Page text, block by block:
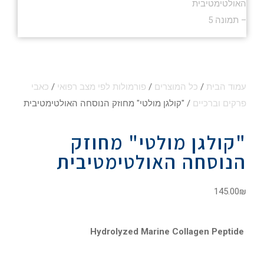
עמוד הבית / כל המוצרים / פורמולות לפי מצב רפואי / כאבי
פרקים וברכיים / "קולגן מולטי" מחוזק הנוסחה האולטימטיבית
"קולגן מולטי" מחוזק
הנוסחה האולטימטיבית
145.00₪